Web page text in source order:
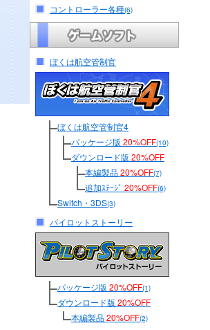
コントローラー各種(6)
ぼくは航空管制官
ぼくは航空管制官4
パッケージ版 20%OFF(10)
ダウンロード版 20%OFF
本編製品20%OFF(7)
追加ｽﾃｰｼﾞ 20%OFF(6)
Switch・3DS(3)
パイロットストーリー
パッケージ版 20%OFF(1)
ダウンロード版 20%OFF
本編製品20%OFF(2)